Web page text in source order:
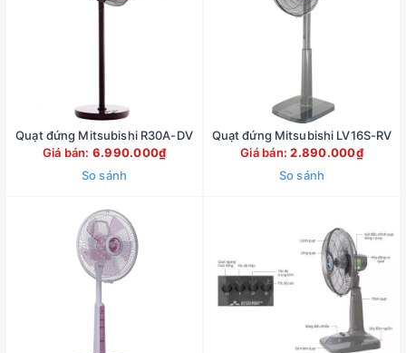
Quạt đứng Mitsubishi R30A-DV
Giá bán: 6.990.000₫
So sánh
Quạt đứng Mitsubishi LV16S-RV
Giá bán:2.890.000₫
So sánh